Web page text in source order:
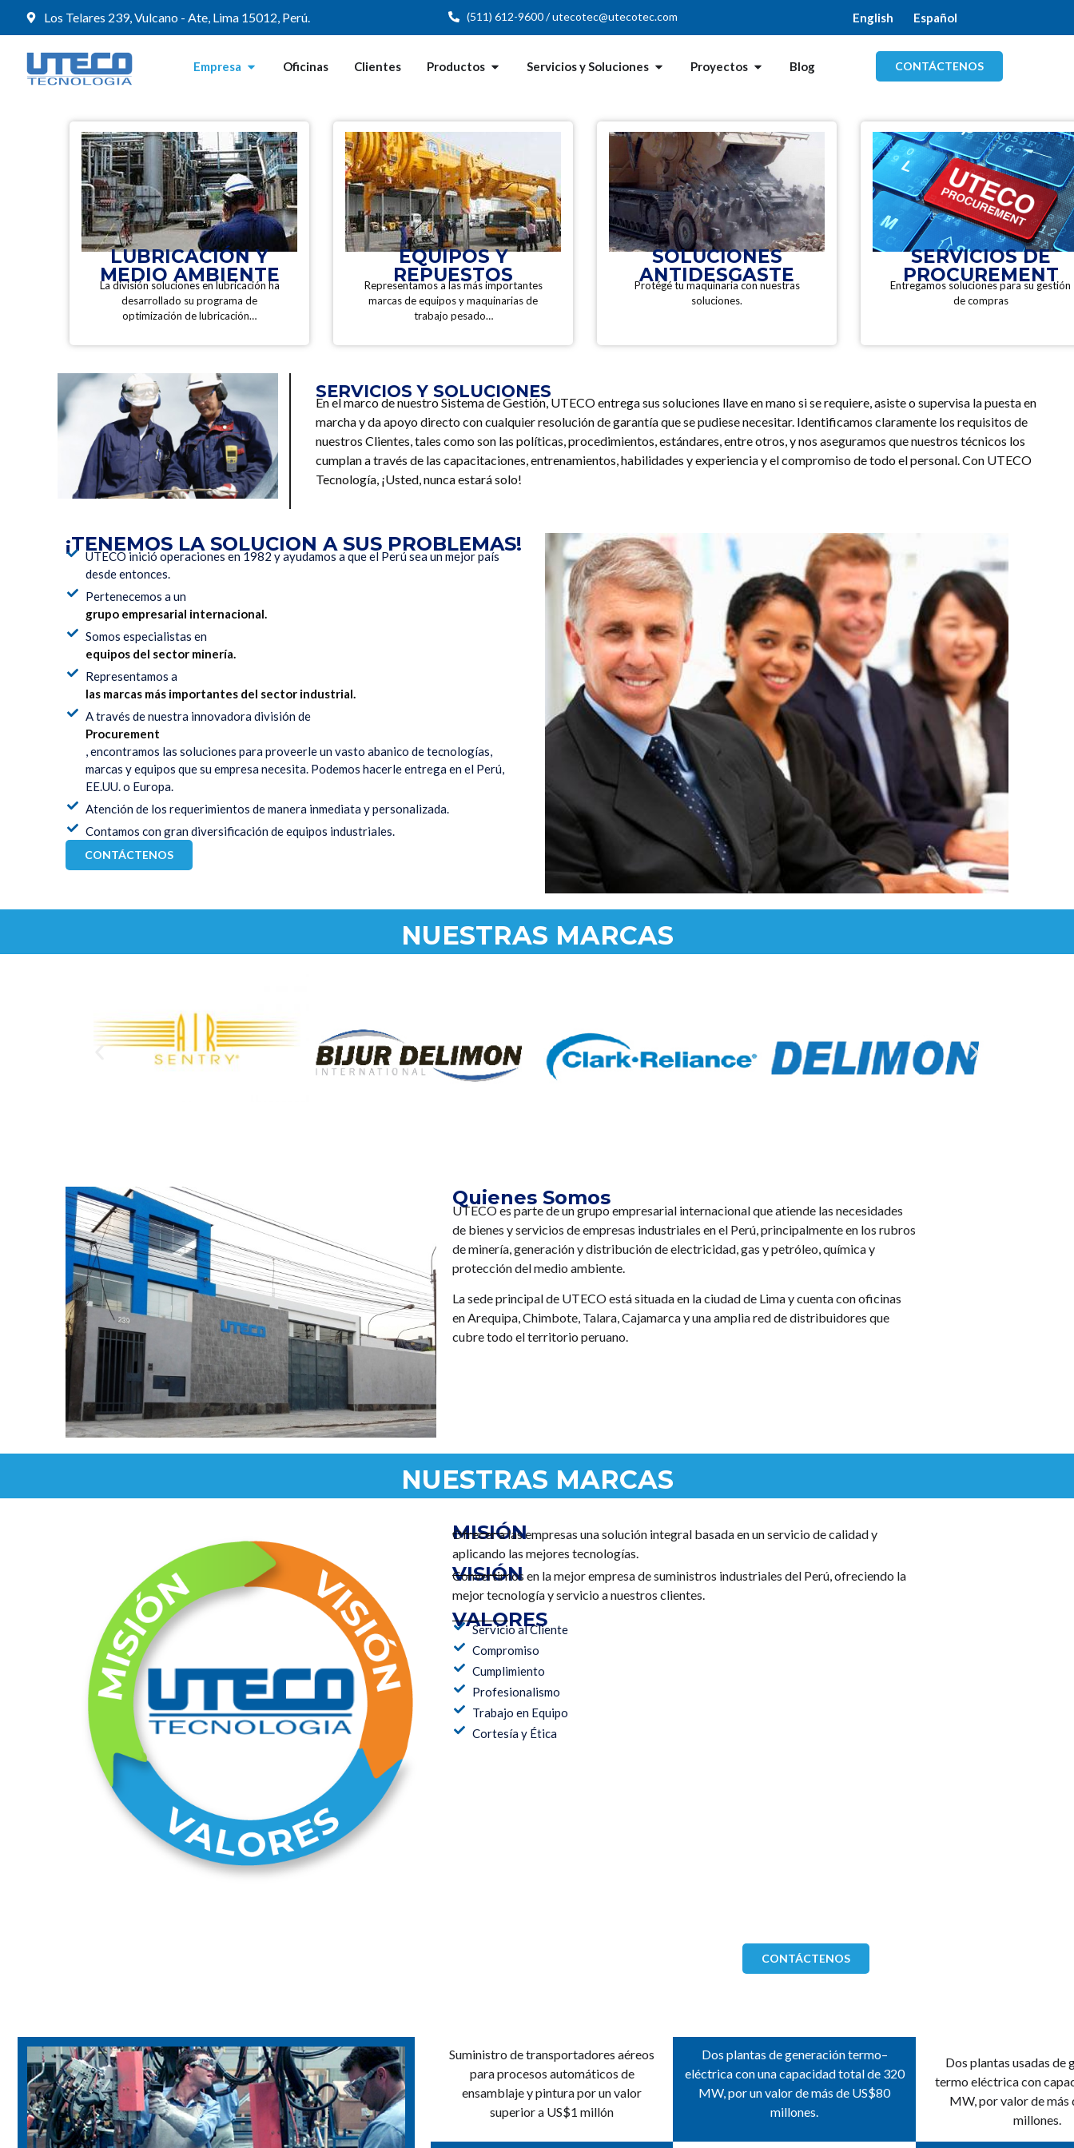
Los Telares 239, Vulcano - Ate, Lima 15012, Perú. (511) 612-9600 / utecotec@utecotec.com English Español
Empresa Oficinas Clientes Productos Servicios y Soluciones Proyectos Blog CONTÁCTENOS
LUBRICACIÓN Y
MEDIO AMBIENTE
La división soluciones en lubricación ha
desarrollado su programa de
optimización de lubricación…
EQUIPOS Y
REPUESTOS
Representamos a las más importantes
marcas de equipos y maquinarias de
trabajo pesado…
SOLUCIONES
ANTIDESGASTE
Protégé tu maquinaria con nuestras
soluciones.
SERVICIOS DE
PROCUREMENT
Entregamos soluciones para su gestión
de compras
SERVICIOS Y SOLUCIONES
En el marco de nuestro Sistema de Gestión, UTECO entrega sus soluciones llave en mano si se requiere, asiste o supervisa la puesta en
marcha y da apoyo directo con cualquier resolución de garantía que se pudiese necesitar. Identificamos claramente los requisitos de
nuestros Clientes, tales como son las políticas, procedimientos, estándares, entre otros, y nos aseguramos que nuestros técnicos los
cumplan a través de las capacitaciones, entrenamientos, habilidades y experiencia y el compromiso de todo el personal. Con UTECO
Tecnología, ¡Usted, nunca estará solo!
¡TENEMOS LA SOLUCION A SUS PROBLEMAS!
UTECO inició operaciones en 1982 y ayudamos a que el Perú sea un mejor país
desde entonces.
Pertenecemos a un
grupo empresarial internacional.
Somos especialistas en
equipos del sector minería.
Representamos a
las marcas más importantes del sector industrial.
A través de nuestra innovadora división de
Procurement
, encontramos las soluciones para proveerle un vasto abanico de tecnologías,
marcas y equipos que su empresa necesita. Podemos hacerle entrega en el Perú,
EE.UU. o Europa.
Atención de los requerimientos de manera inmediata y personalizada.
Contamos con gran diversificación de equipos industriales.
CONTÁCTENOS
NUESTRAS MARCAS
Quienes Somos
UTECO es parte de un grupo empresarial internacional que atiende las necesidades
de bienes y servicios de empresas industriales en el Perú, principalmente en los rubros
de minería, generación y distribución de electricidad, gas y petróleo, química y
protección del medio ambiente.
La sede principal de UTECO está situada en la ciudad de Lima y cuenta con oficinas
en Arequipa, Chimbote, Talara, Cajamarca y una amplia red de distribuidores que
cubre todo el territorio peruano.
NUESTRAS MARCAS
MISIÓN
Ofrecer a las empresas una solución integral basada en un servicio de calidad y
aplicando las mejores tecnologías.
VISIÓN
Convertirnos en la mejor empresa de suministros industriales del Perú, ofreciendo la
mejor tecnología y servicio a nuestros clientes.
VALORES
Servicio al Cliente
Compromiso
Cumplimiento
Profesionalismo
Trabajo en Equipo
Cortesía y Ética
CONTÁCTENOS
Suministro de transportadores aéreos
para procesos automáticos de
ensamblaje y pintura por un valor
superior a US$1 millón
Dos plantas de generación termo–
eléctrica con una capacidad total de 320
MW, por un valor de más de US$80
millones.
Dos plantas usadas de
termo eléctrica con
MW, por valor de más
millones.